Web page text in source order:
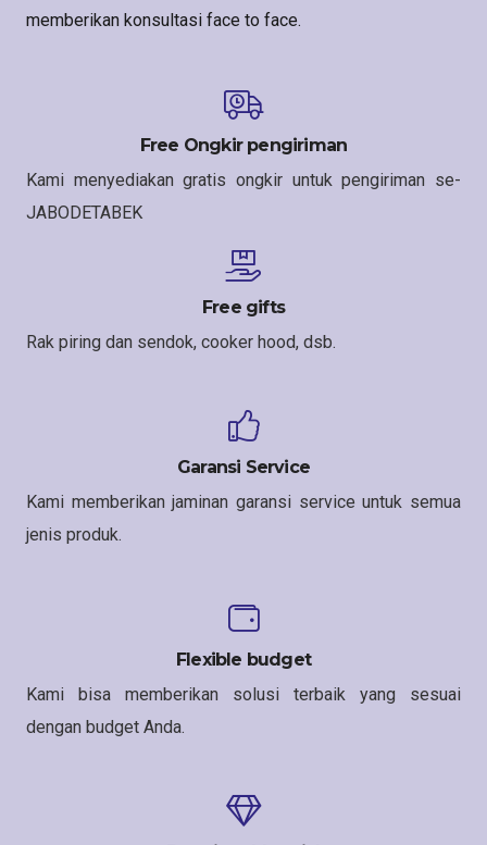
memberikan konsultasi face to face.
Free Ongkir pengiriman
Kami menyediakan gratis ongkir untuk pengiriman se-
JABODETABEK
Free gifts
Rak piring dan sendok, cooker hood, dsb.
Garansi Service
Kami memberikan jaminan garansi service untuk semua
jenis produk.
Flexible budget
Kami bisa memberikan solusi terbaik yang sesuai
dengan budget Anda.